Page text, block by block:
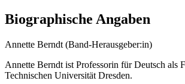
Biographische Angaben
Annette Berndt (Band-Herausgeber:in)
Annette Berndt ist Professorin für Deutsch als
Technischen Universität Dresden.